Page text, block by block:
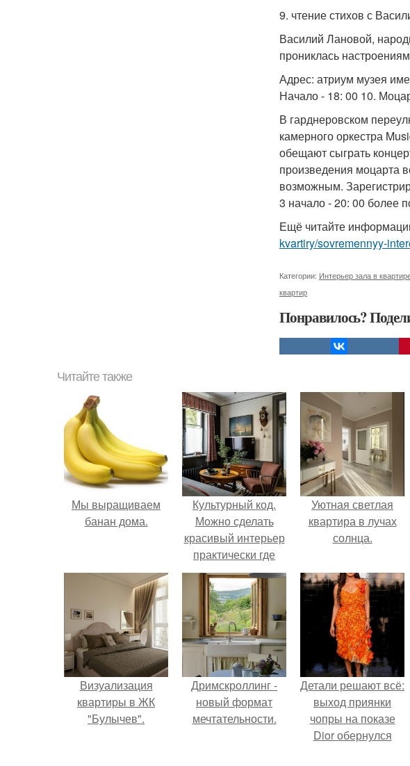
9. чтение стихов с
Василий Лановой,
прониклась
Адрес: атриум музея
Начало - 18: 00 10.
В гарднеровском
камерного оркестра
обещают сыграть
произведения моцарта
возможным.
3 начало - 20: 00 более
Ещё читайте
kvartiry/sovremennyy-
Категории: Интерьер зала в
квартир
Понравилось?
Читайте также
Мы выращиваем
банан дома.
Культурный код.
Можно сделать
красивый интерьер
практически где
угодно.
Уютная светлая
квартира в лучах
солнца.
Визуализация
квартиры в ЖК
"Булычев".
Дримскроллинг -
новый формат
мечтательности.
Детали решают всё:
выход приянки
чопры на показе
Dior обернулся